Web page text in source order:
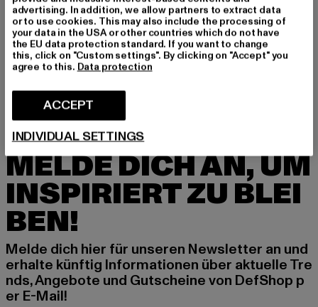
BRANDIT
Teddyfleece Worker
EUR 69,99
Derzeitiger Preis: EUR 69,99
BRANDIT
Teddyfleece Worker
MELDE DICH AN, UM
INSPIRIERT ZU BLEI
BEN!
Melde dich hier für unseren Newsletter an und
erhalte künftig Informationen über aktuelle Tre
nds, Angebote und Gutscheine von DefShop p
er E-Mail!
advertising. In addition, we allow partners to extract data
or to use cookies. This may also include the processing of
your data in the USA or other countries which do not have
the EU data protection standard. If you want to change
this, click on "Custom settings". By clicking on "Accept" you
agree to this. Data protection
ACCEPT
INDIVIDUAL SETTINGS